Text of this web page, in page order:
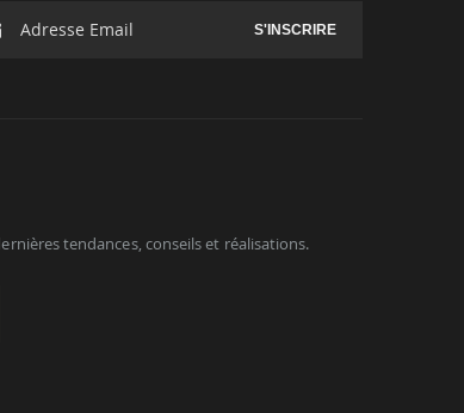
S'INSCRIRE
tendances, conseils et réalisations.